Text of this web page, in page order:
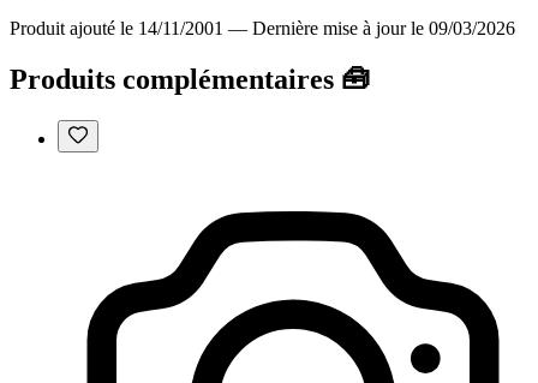
Produit ajouté le 14/11/2001 — Dernière mise à jour le 09/03/2026
Produits complémentaires 🧰